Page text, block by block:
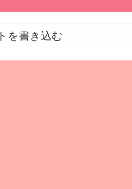
を書き込む